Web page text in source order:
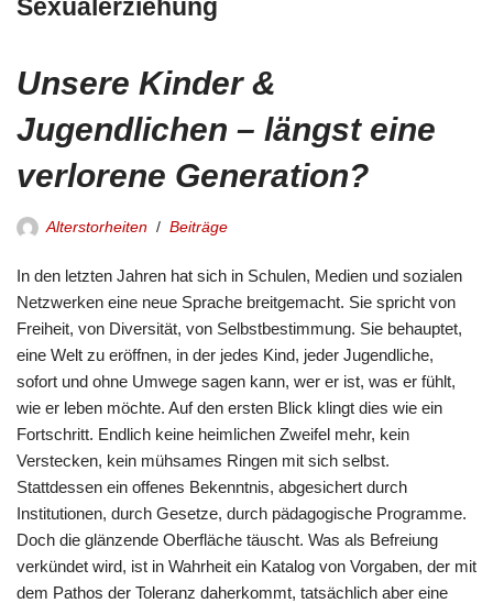
Sexualerziehung
Unsere Kinder &
Jugendlichen – längst eine
verlorene Generation?
Alterstorheiten Beiträge
In den letzten Jahren hat sich in Schulen, Medien und sozialen
Netzwerken eine neue Sprache breitgemacht. Sie spricht von
Freiheit, von Diversität, von Selbstbestimmung. Sie behauptet,
eine Welt zu eröffnen, in der jedes Kind, jeder Jugendliche,
sofort und ohne Umwege sagen kann, wer er ist, was er fühlt,
wie er leben möchte. Auf den ersten Blick klingt dies wie ein
Fortschritt. Endlich keine heimlichen Zweifel mehr, kein
Verstecken, kein mühsames Ringen mit sich selbst.
Stattdessen ein offenes Bekenntnis, abgesichert durch
Institutionen, durch Gesetze, durch pädagogische Programme.
Doch die glänzende Oberfläche täuscht. Was als Befreiung
verkündet wird, ist in Wahrheit ein Katalog von Vorgaben, der mit
dem Pathos der Toleranz daherkommt, tatsächlich aber eine